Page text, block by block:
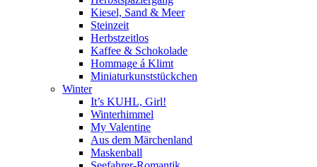
Kiesel, Sand & Meer
Steinzeit
Herbstzeitlos
Kaffee & Schokolade
Hommage á Klimt
Miniaturkunststückchen
Winter
It’s KUHL, Girl!
Winterhimmel
My Valentine
Aus dem Märchenland
Maskenball